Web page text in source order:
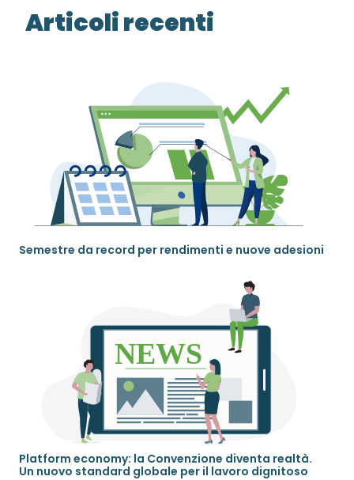
Articoli recenti
Semestre da record per rendimenti e nuove adesioni
Platform economy: la Convenzione diventa realtà.
Un nuovo standard globale per il lavoro dignitoso